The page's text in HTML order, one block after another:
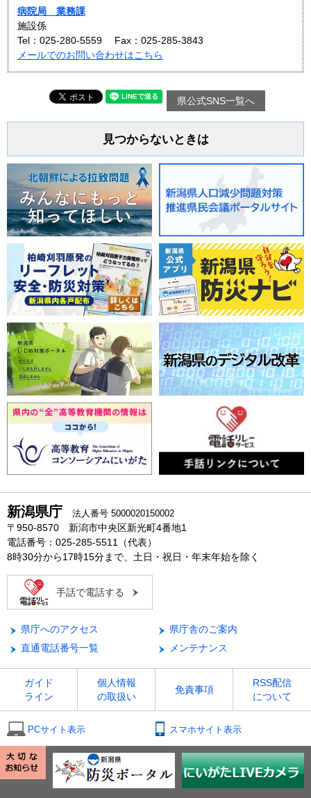
病院局 業務課
施設係
Tel：025-280-5559
Fax：025-285-3843
メールでのお問い合わせはこちら
県公式SNS一覧へ
見つからないときは
新潟県庁 法人番号 5000020150002
〒950-8570 新潟市中央区新光町4番地1
電話番号：025-285-5511（代表）
8時30分から17時15分まで、土日・祝日・年末年始を除く
手話で電話する
県庁へのアクセス
県庁舎のご案内
直通電話番号一覧
メンテナンス
ガイド
ライン
個人情報
の取扱い
免責事項
RSS配信
について
PCサイト表示 スマホサイト表示